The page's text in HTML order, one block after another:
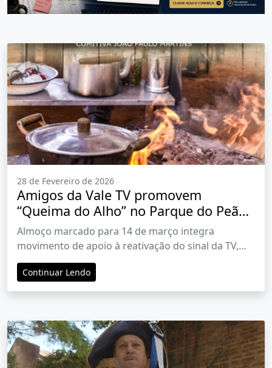
28 de Fevereiro de 2026
Amigos da Vale TV promovem
“Queima do Alho” no Parque do Peão
para mobilizar retomada da emissora
Almoço marcado para 14 de março integra
movimento de apoio à reativação do sinal da TV,
atualmente sob intervenção judicial
Continuar Lendo